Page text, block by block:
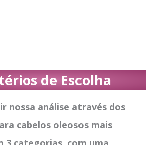
de Escolha
nossa análise através dos
cabelos oleosos mais